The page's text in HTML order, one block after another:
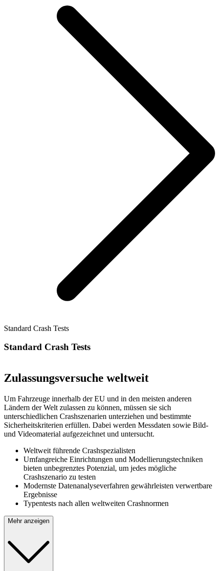
Standard Crash Tests
Standard Crash Tests
Zulassungsversuche weltweit
Um Fahrzeuge innerhalb der EU und in den meisten anderen
Ländern der Welt zulassen zu können, müssen sie sich
unterschiedlichen Crashszenarien unterziehen und bestimmte
Sicherheitskriterien erfüllen. Dabei werden Messdaten sowie Bild-
und Videomaterial aufgezeichnet und untersucht.
Weltweit führende Crashspezialisten
Umfangreiche Einrichtungen und Modellierungstechniken
bieten unbegrenztes Potenzial, um jedes mögliche
Crashszenario zu testen
Modernste Datenanalyseverfahren gewährleisten verwertbare
Ergebnisse
Typentests nach allen weltweiten Crashnormen
Mehr anzeigen